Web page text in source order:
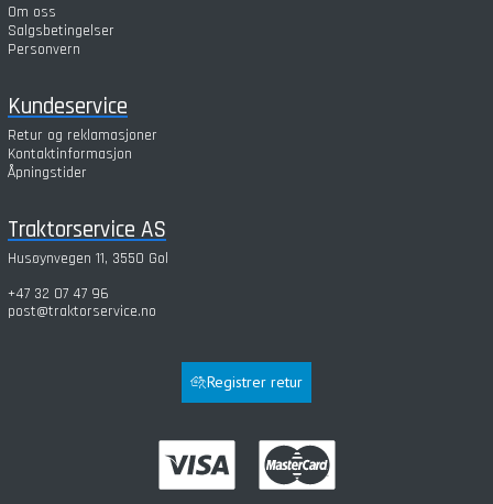
Om oss
Salgsbetingelser
Personvern
Kundeservice
Retur og reklamasjoner
Kontaktinformasjon
Åpningstider
Traktorservice AS
Husøynvegen 11, 3550 Gol
+47 32 07 47 96
post@traktorservice.no
Registrer retur